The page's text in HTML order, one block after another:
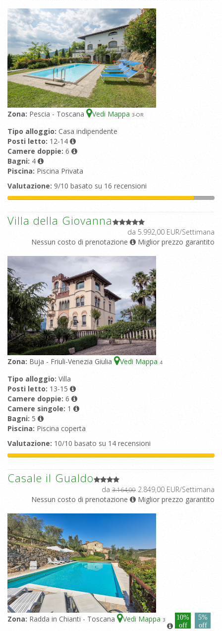
Zona: Pescia - Toscana Vedi Mappa 3-OR
Tipo alloggio: Casa indipendente
Posti letto: 12-14
Camere doppie: 6
Bagni: 4
Piscina: Piscina Privata
Valutazione: 9/10 basato su 16 recensioni
Villa della Giovanna
da 5.992,00 EUR/Settimana
Nessun costo di prenotazione
Miglior prezzo garantito
Zona: Buja - Friuli-Venezia Giulia Vedi Mappa 4
Tipo alloggio: Villa
Posti letto: 13-15
Camere doppie: 6
Camere singole: 1
Bagni: 5
Piscina: Piscina coperta
Valutazione: 10/10 basato su 14 recensioni
Casale il Gualdo
da 3.164,00 2.849,00 EUR/Settimana
Nessun costo di prenotazione
Miglior prezzo garantito
Zona: Radda in Chianti - Toscana Vedi Mappa 3
10%
off
5%
off